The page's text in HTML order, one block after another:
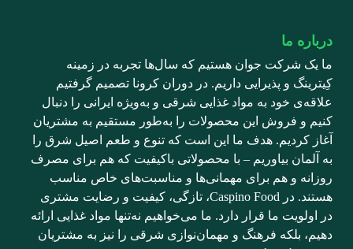
درباره ما
ما یک شرکت جوان هستیم که سال‌ها تجربه در زمینه
کِیترینگ و پذیرایی داریم. در دوران کرونا تصمیم گرفتیم
علاقه‌ی خود به مواد غذایی شرقی و به‌ویژه ایرانی را دنبال
کنیم و فروش این محصولات را به‌طور مستقیم به مشتریان
آغاز کردیم. هدف ما این است که تنوع و طعم اصیل شرق را
به آلمان بیاوریم – با محصولاتی باکیفیت که هم برای مصرف
روزانه و هم برای مهمانی‌ها و مناسبت‌های خاص مناسب
هستند. در Caspino Food، تازگی، کیفیت و رضایت مشتری
در اولویت ما قرار دارد. ما می‌خواهیم نه‌تنها مواد غذایی ارائه
دهیم، بلکه فرهنگ و مهمان‌نوازی شرقی را نیز به مشتریان